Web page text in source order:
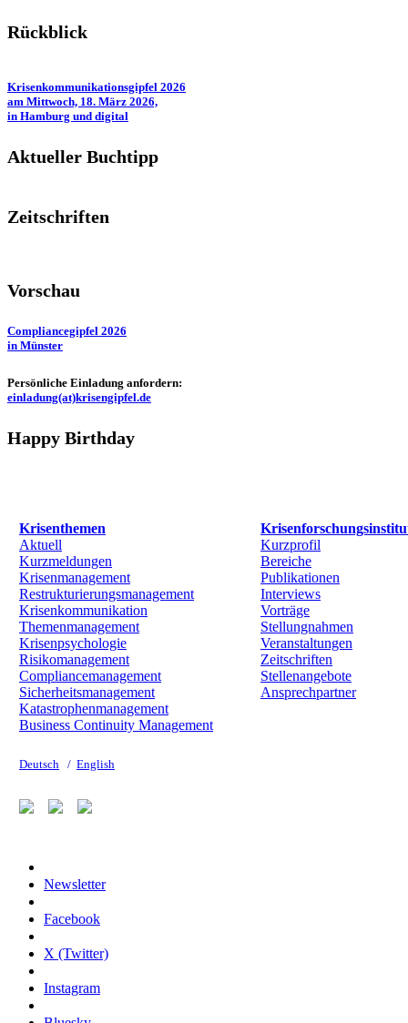
Rückblick
Krisenkommunikationsgipfel 2026
am Mittwoch, 18. März 2026,
in Hamburg und digital
Aktueller Buchtipp
Zeitschriften
Vorschau
Compliancegipfel 2026
in Münster
Persönliche Einladung anfordern:
einladung(at)krisengipfel.de
Happy Birthday
Krisenthemen
Aktuell
Kurzmeldungen
Krisenmanagement
Restrukturierungsmanagement
Krisenkommunikation
Themenmanagement
Krisenpsychologie
Risikomanagement
Compliancemanagement
Sicherheitsmanagement
Katastrophenmanagement
Business Continuity Management
Kurzprofil
Bereiche
Publikationen
Interviews
Vorträge
Stellungnahmen
Veranstaltungen
Zeitschriften
Stellenangebote
Ansprechpartner
Deutsch / English
Newsletter
Facebook
X (Twitter)
Instagram